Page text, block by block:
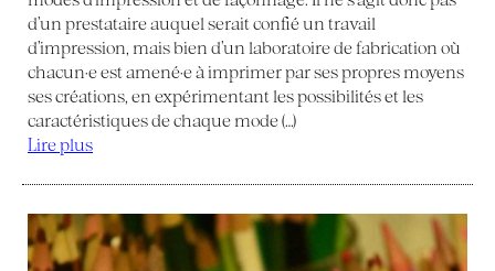
d’un prestataire auquel serait confié un travail
d’impression, mais bien d’un laboratoire de fabrication où
chacun·e est amené·e à imprimer par ses propres moyens
ses créations, en expérimentant les possibilités et les
caractéristiques de chaque mode (…)
Lire plus